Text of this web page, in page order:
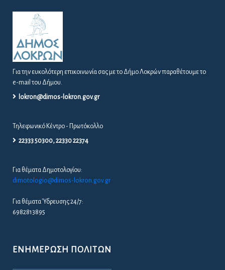
Για την ευκολότερη επικοινωνία σας με το Δήμο Λοκρών παραθέτουμε το
e-mail του Δήμου.
lokron@dimos-lokron.gov.gr
Τηλεφωνικό Κέντρο - Πρωτόκολλο
22333 50300, 22330 22374
Για θέματα Δημοτολογίου:
dimotologio@dimos-lokron.gov.gr
Για θέματα Ύδρευσης 24/7:
6982813895
ΕΝΗΜΈΡΩΣΗ ΠΟΛΙΤΏΝ